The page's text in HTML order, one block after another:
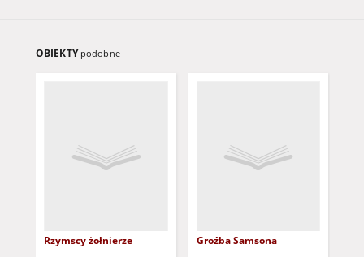
OBIEKTY podobne
Rzymscy żołnierze Groźba Samsona